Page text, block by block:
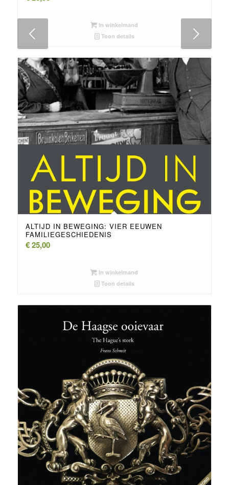
In winkelmand
Toon details
ALTIJD IN BEWEGING: VIER EEUWEN
FAMILIEGESCHIEDENIS
€25,00
In winkelmand
Toon details
Volgende